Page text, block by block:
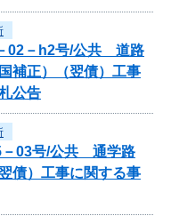
02－h2号/公共 道路
補正）（翌債）工事
公告
－03号/公共 通学路
債）工事に関する事